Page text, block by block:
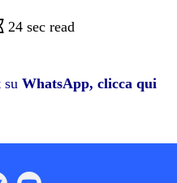
di
di
24 sec read
su WhatsApp, clicca qui